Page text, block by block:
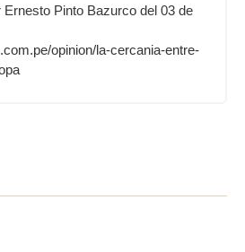
Pinto Bazurco del 03 de
opinion/la-cercania-entre-